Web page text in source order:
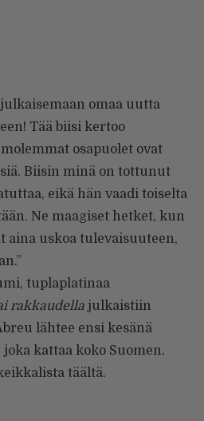
omaa uutta
Tää biisi kertoo
osapuolet ovat
Biisin minä on tottunut
eikä hän vaadi toiselta
Ne maagiset hetket, kun
aina uskoa tulevaisuuteen,
tuplaplatinaa
rakkaudella julkaistiin
lähtee ensi kesänä
kattaa koko Suomen.
täältä.